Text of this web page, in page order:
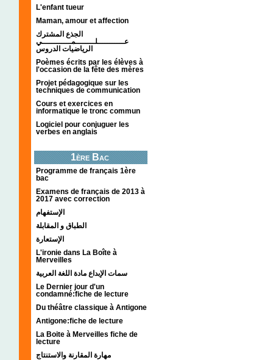
L'enfant tueur
Maman, amour et affection
الجذع المشترك
عـــــــــــلــــــــمــــــــــــي
الرياضيات الدروس
Poèmes écrits par les élèves à
l'occasion de la fête des mères
Projet pédagogique sur les
techniques de communication
Cours et exercices en
informatique le tronc commun
Logiciel pour conjuguer les
verbes en anglais
1ère Bac
Programme de français 1ère
bac
Examens de français de 2013 à
2017 avec correction
الإستفهام
الطباق و المقابلة
الإستعارة
L'ironie dans La Boîte à
Merveilles
سمات الإبداع مادة اللغة العربية
Le Dernier jour d'un
condamné:fiche de lecture
Du théâtre classique à Antigone
Antigone:fiche de lecture
La Boite à Merveilles fiche de
lecture
مهارة المقارنة والاستنتاج